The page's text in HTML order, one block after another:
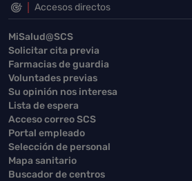
Accesos directos
MiSalud@SCS
Solicitar cita previa
Farmacias de guardia
Voluntades previas
Su opinión nos interesa
Lista de espera
Acceso correo SCS
Portal empleado
Selección de personal
Mapa sanitario
Buscador de centros